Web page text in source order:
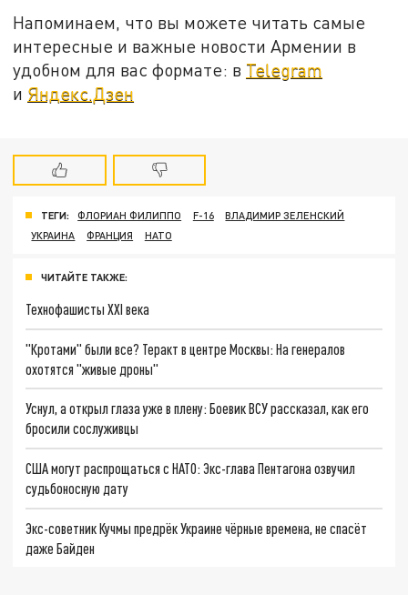
Напоминаем, что вы можете читать самые
интересные и важные новости Армении в
удобном для вас формате: в Telegram
и Яндекс.Дзен
ТЕГИ: ФЛОРИАН ФИЛИППО F-16
ВЛАДИМИР ЗЕЛЕНСКИЙ
УКРАИНА
ФРАНЦИЯ НАТО
ЧИТАЙТЕ ТАКЖЕ:
Технофашисты XXI века
"Кротами" были все? Теракт в центре Москвы: На генералов
охотятся "живые дроны"
Уснул, а открыл глаза уже в плену: Боевик ВСУ рассказал, как его
бросили сослуживцы
США могут распрощаться с НАТО: Экс-глава Пентагона озвучил
судьбоносную дату
Экс-советник Кучмы предрёк Украине чёрные времена, не спасёт
даже Байден